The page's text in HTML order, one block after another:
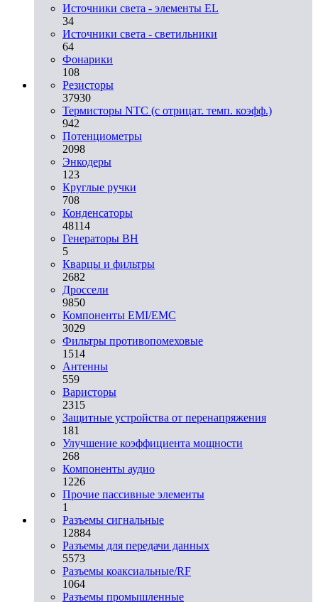
Источники света - элементы EL
34
Источники света - светильники
64
Фонарики
108
Резисторы
37930
Термисторы NTC (с отрицат. темп. коэфф.)
942
Потенциометры
2098
Энкодеры
123
Круглые ручки
708
Конденсаторы
48114
Генераторы ВН
5
Кварцы и фильтры
2682
Дроссели
9850
Компоненты EMI/EMC
3029
Фильтры противопомеховые
1514
Антенны
559
Варисторы
2315
Защитные устройства от перенапряжения
181
Улучшение коэффициента мощности
268
Компоненты аудио
1226
Прочие пассивные элементы
1
Разъeмы сигнальные
12884
Разъeмы для передачи данных
5573
Разъeмы коаксиальные/RF
1064
Разъeмы промышленные